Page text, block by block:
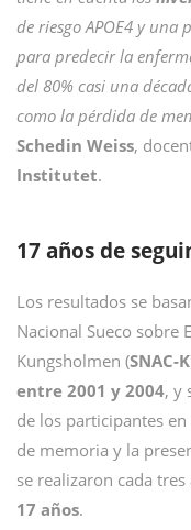
de riesgo APOE4 y
para predecir la
del 80% casi una
como la pérdida de
Schedin Weiss,
Institutet.
17 años de
Los resultados se
Nacional Sueco sobre
Kungsholmen (SNAC-K
entre 2001 y 2004, y
de los participantes
de memoria y la
se realizaron cada
17 años.